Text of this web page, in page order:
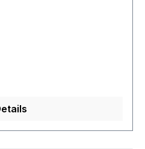
Reste
Exclusive jetzt im
Uniform anfertigen
auch im Shop oder